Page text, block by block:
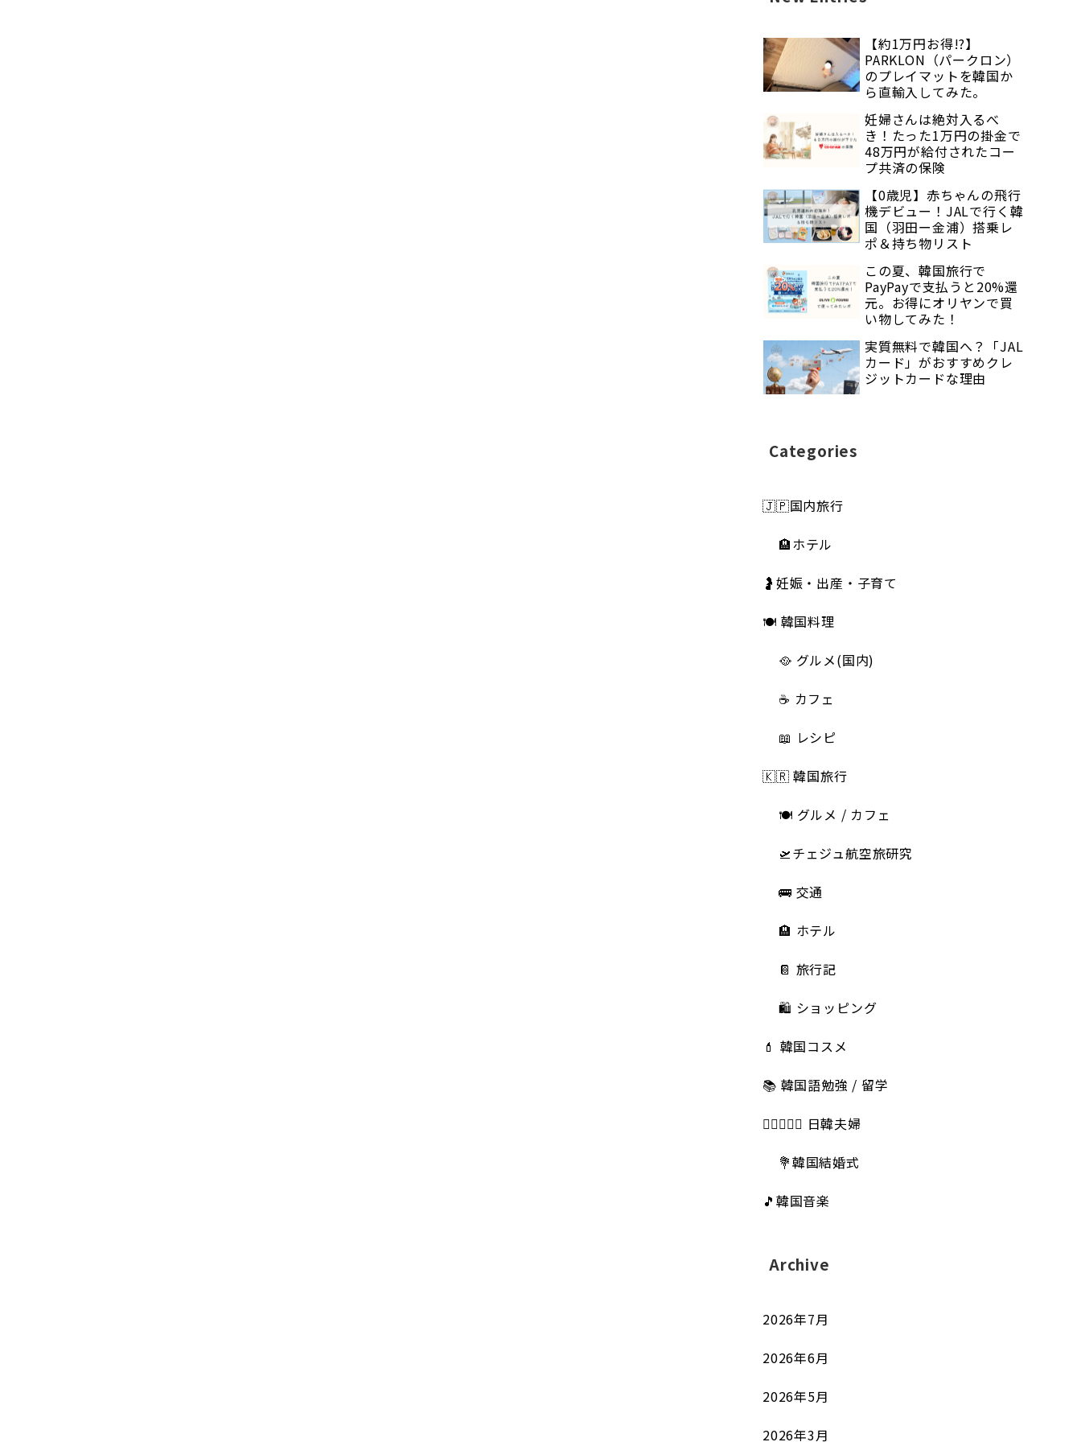
【約1万円お得!?】
PARKLON（パークロン）
のプレイマットを韓国か
ら直輸入してみた。
妊婦さんは絶対入るべ
き！たった1万円の掛金で
48万円が給付されたコー
プ共済の保険
【0歳児】赤ちゃんの飛行
機デビュー！JALで行く韓
国（羽田ー金浦）搭乗レ
ポ＆持ち物リスト
この夏、韓国旅行で
PayPayで支払うと20%還
元。お得にオリヤンで買
い物してみた！
実質無料で韓国へ？「JAL
カード」がおすすめクレ
ジットカードな理由
Categories
🇯🇵国内旅行
🏨ホテル
🤰妊娠・出産・子育て
🍽 韓国料理
🥘 グルメ(国内)
☕️ カフェ
📖 レシピ
🇰🇷 韓国旅行
🍽 グルメ / カフェ
🛫チェジュ航空旅研究
🚌 交通
🏨 ホテル
📔 旅行記
🛍️ ショッピング
💄 韓国コスメ
📚 韓国語勉強 / 留学
👩🏻‍❤️‍👨🏻 日韓夫婦
💐韓国結婚式
🎵韓国音楽
Archive
2026年7月
2026年6月
2026年5月
2026年3月